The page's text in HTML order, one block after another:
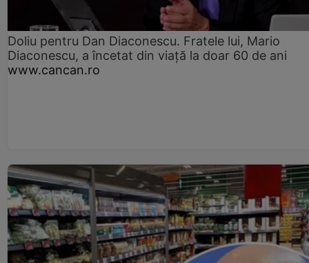
Doliu pentru Dan Diaconescu. Fratele lui, Mario
Diaconescu, a încetat din viață la doar 60 de ani
www.cancan.ro